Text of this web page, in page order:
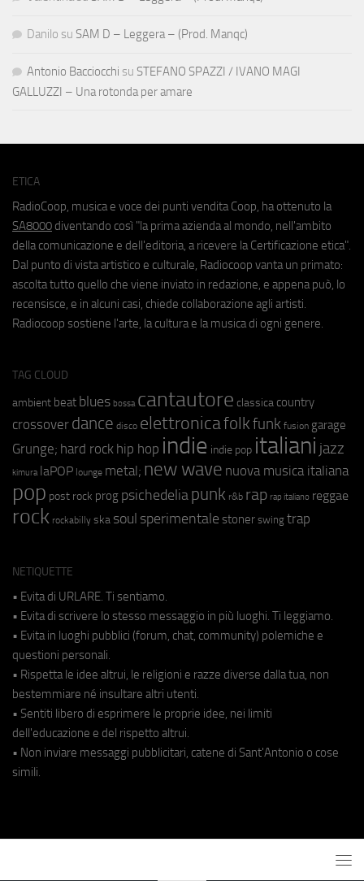
Danilo su SAM D – Leggera – (Prod. Manqc)
Antonio Bacciocchi su STEFANO SPAZZI / IVANO MAGI
GALLUZZI – Una rotonda per amare
ETICA
RadioCoop, musica e voce dei punti vendita Coop, ha ottenuto la
SA8000 diventando così "la prima azienda al mondo, nell'ambito
della comunicazione e dell'editoria, a ricevere la Certificazione etica".
Dal punto di vista artistico e culturale, Radiocoop vanta un primato:
ascolta tutto quello che viene inviato in redazione, e appena può, lo
recensisce, e in alcuni casi, chiede collaborazione agli artisti.
Radiocoop sostiene l'arte, la cultura e la musica di ogni genere.
TAG CLOUD
ambient beat blues bossa cantautore classica country
crossover dance disco elettronicafolkfunk fusion garage
Grunge; hard rock hip hop indie indie pop italiani jazz
kimura laPOP lounge metal; new wave nuova musica italiana
pop post rock prog psichedeliapunk r&b rap rap italiano reggae
rock rockabilly ska soul sperimentale stoner swing trap
NETIQUETTE
• Evita di URLARE. Ti sentiamo.
• Evita di scrivere lo stesso messaggio in più luoghi. Ti leggiamo.
• Evita in luoghi pubblici (forum, chat, community) polemiche e
questioni personali.
• Rispetta le idee altrui, le religioni e razze diverse dalla tua, non
bestemmiare né insultare altri utenti.
• Sentiti libero di esprimere le proprie idee, nei limiti
dell'educazione e del rispetto altrui.
• Non inviare messaggi pubblicitari, catene di Sant'Antonio o cose
simili.